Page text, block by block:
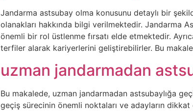
Jandarma astsubay olma konusunu detaylı bir
olanakları hakkında bilgi verilmektedir. Jandarma
önemli bir rol üstlenme fırsatı elde etmektedir.
terfiler alarak kariyerlerini geliştirebilirler. Bu
uzman jandarmadan
Bu makalede, uzman jandarmadan astsubaylığa
geçiş sürecinin önemli noktaları ve adayların